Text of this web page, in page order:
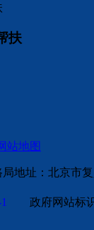
扶
站地图
局地址：北京市
政府网站标